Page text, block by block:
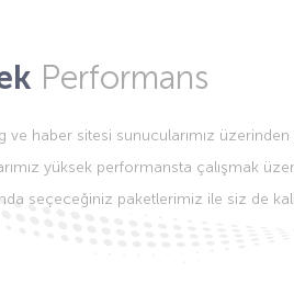
Performans
ve haber sitesi sunucularımız üzerinden
yüksek performansta çalışmak
seçeceğiniz paketlerimiz ile siz de